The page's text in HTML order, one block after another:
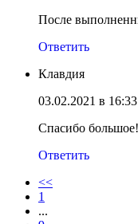
После
Ответить
Клавдия
03.02.2021 в 16:33
Спасибо
Ответить
<<
1
...